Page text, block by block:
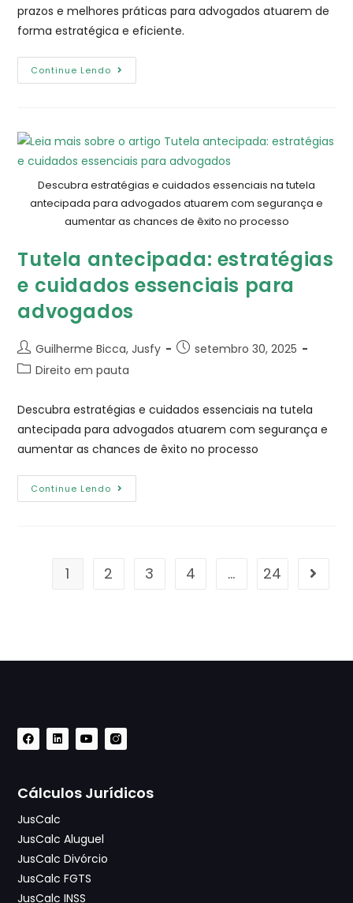
prazos e melhores práticas para advogados atuarem de
forma estratégica e eficiente.
Continue Lendo
Descubra estratégias e cuidados essenciais na tutela
antecipada para advogados atuarem com segurança e
aumentar as chances de êxito no processo
Tutela antecipada: estratégias
e cuidados essenciais para
advogados
Guilherme Bicca, Jusfy
setembro 30, 2025
Direito em pauta
Descubra estratégias e cuidados essenciais na tutela
antecipada para advogados atuarem com segurança e
aumentar as chances de êxito no processo
Continue Lendo
1 2 3 4 … 24
Cálculos Jurídicos
JusCalc
JusCalc Aluguel
JusCalc Divórcio
JusCalc FGTS
JusCalc INSS